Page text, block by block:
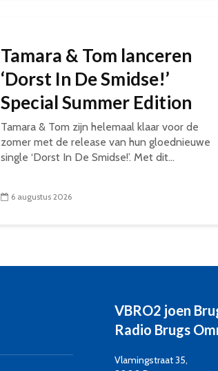
Tamara & Tom lanceren
‘Dorst In De Smidse!’
Special Summer Edition
Tamara & Tom zijn helemaal klaar voor de
zomer met de release van hun gloednieuwe
single ‘Dorst In De Smidse!’. Met dit...
6 augustus 2026
VBRO2 joen
Radio Brugs
Vlamingstraat 35,